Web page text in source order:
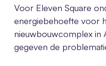
Voor Eleven Square
energiebehoefte voor
nieuwbouwcomplex in
gegeven de